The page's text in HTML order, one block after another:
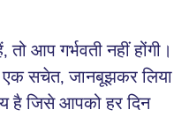
आप गर्भवती नहीं होंगी।
एक सचेत, जानबूझकर लिया
है जिसे आपको हर दिन